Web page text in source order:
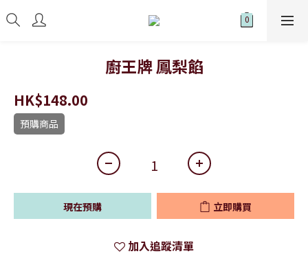
廚王牌 鳳梨餡
HK$148.00
預購商品
現在預購 立即購買
加入追蹤清單